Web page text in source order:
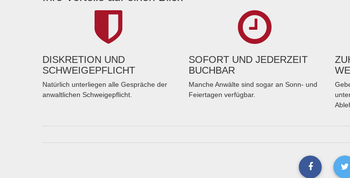
DISKRETION UND
SCHWEIGEPFLICHT
Natürlich unterliegen alle Gespräche der
anwaltlichen Schweigepflicht.
SOFORT UND JEDERZEIT
BUCHBAR
Manche Anwälte sind sogar an Sonn- und
Feiertagen verfügbar.